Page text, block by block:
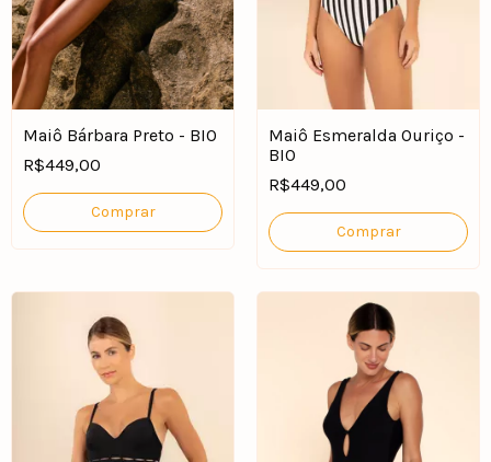
Maiô Bárbara Preto - BIO
R$449,00
Comprar
Maiô Esmeralda Ouriço -
BIO
R$449,00
Comprar